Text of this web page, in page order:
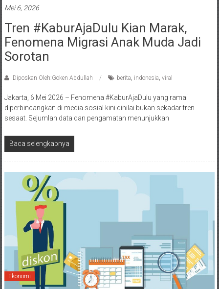
Mei 6, 2026
Tren #KaburAjaDulu Kian Marak,
Fenomena Migrasi Anak Muda Jadi
Sorotan
Diposkan Oleh:Goken Abdullah berita indonesia viral
Jakarta, 6 Mei 2026 – Fenomena #KaburAjaDulu yang ramai
diperbincangkan di media sosial kini dinilai bukan sekadar tren
sesaat. Sejumlah data dan pengamatan menunjukkan
Baca selengkapnya
Ekonomi